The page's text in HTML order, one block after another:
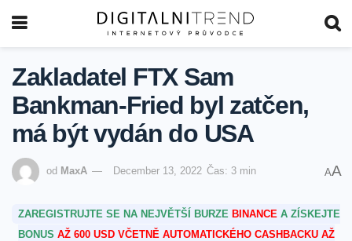
Zakladatel FTX Sam
Bankman-Fried byl zatčen,
má být vydán do USA
od MaxA December 13, 2022 Čas: 3 min AA
ZAREGISTRUJTE SE NA NEJVĚTŠÍ BURZE BINANCE A ZÍSKEJTE
BONUS AŽ 600 USD VČETNĚ AUTOMATICKÉHO CASHBACKU AŽ